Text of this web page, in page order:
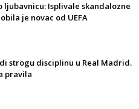
ljubavnicu: Isplivale skandalozne
je novac od UEFA
strogu disciplinu u Real Madrid.
pravila